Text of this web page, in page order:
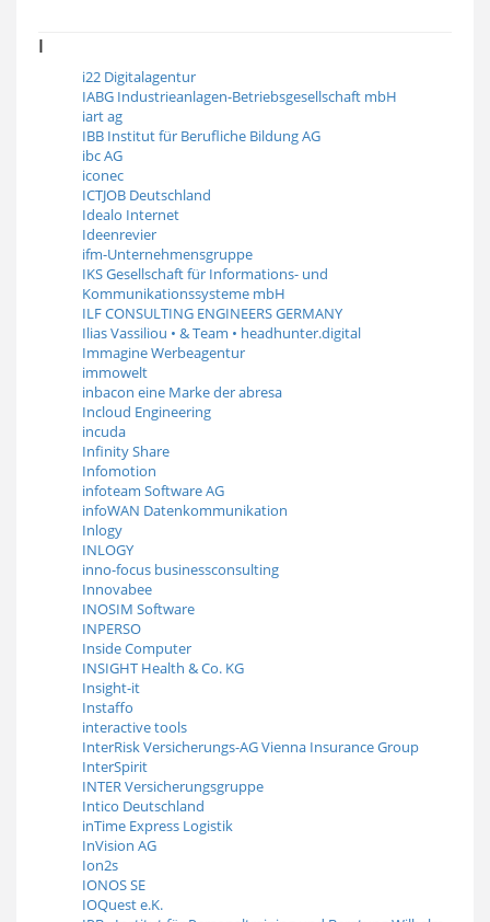
I
i22 Digitalagentur
IABG Industrieanlagen-Betriebsgesellschaft mbH
iart ag
IBB Institut für Berufliche Bildung AG
ibc AG
iconec
ICTJOB Deutschland
Idealo Internet
Ideenrevier
ifm-Unternehmensgruppe
IKS Gesellschaft für Informations- und
Kommunikationssysteme mbH
ILF CONSULTING ENGINEERS GERMANY
Ilias Vassiliou • & Team • headhunter.digital
Immagine Werbeagentur
immowelt
inbacon eine Marke der abresa
Incloud Engineering
incuda
Infinity Share
Infomotion
infoteam Software AG
infoWAN Datenkommunikation
Inlogy
INLOGY
inno-focus businessconsulting
Innovabee
INOSIM Software
INPERSO
Inside Computer
INSIGHT Health & Co. KG
Insight-it
Instaffo
interactive tools
InterRisk Versicherungs-AG Vienna Insurance Group
InterSpirit
INTER Versicherungsgruppe
Intico Deutschland
inTime Express Logistik
InVision AG
Ion2s
IONOS SE
IOQuest e.K.